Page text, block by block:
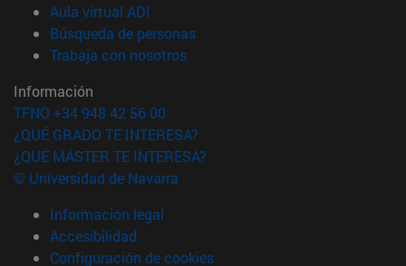
Aula virtual ADI
Búsqueda de personas(abre en nueva ventana)
Trabaja con nosotros(abre en nueva ventana)
Información
TFNO +34 948 42 56 00
¿QUÉ GRADO TE INTERESA?
¿QUÉ MÁSTER TE INTERESA?
© Universidad de Navarra
Información legal
Accesibilidad
Configuración de cookies